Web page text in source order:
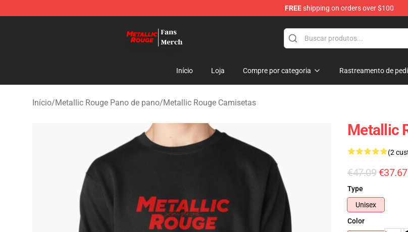
FREEshipping on orders over $100
Início Loja Compre por categoria Rastreamento de
Início/Metallic Rouge Pano de pano/Metallic Rouge Camisetas
Metallic
(2
€47.09 €37.67
Type
Unisex
Color